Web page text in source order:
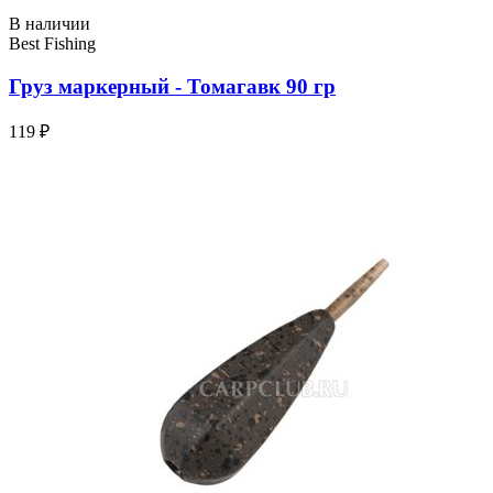
В наличии
Best Fishing
Груз маркерный - Томагавк 90 гр
119 ₽